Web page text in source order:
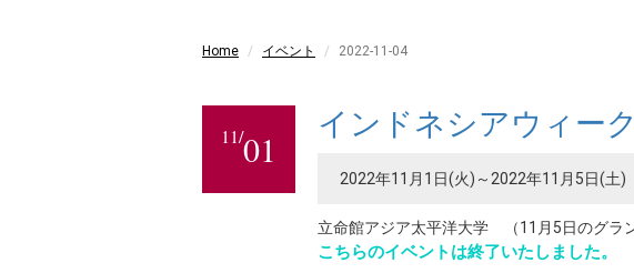
Home イベント 2022-11-04
11/01
インドネシアウィーク
2022年11月1日(火)～2022年11月5日(土)
立命館アジア太平洋大学 （11月5日のグラ
こちらのイベントは終了いたしました。